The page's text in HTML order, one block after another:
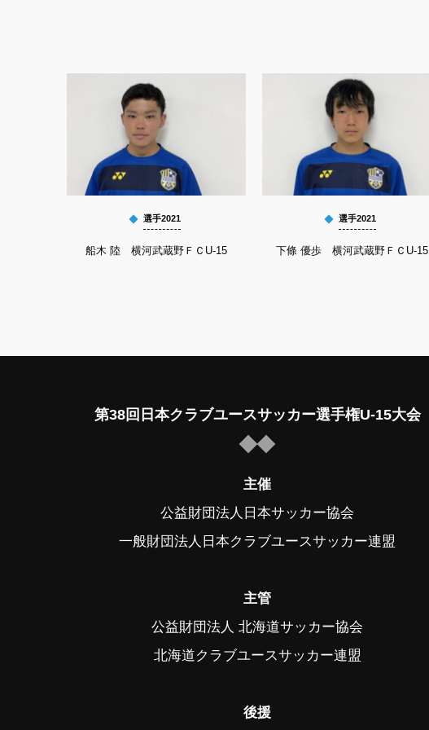
選手2021
船木 陸 横河武蔵野ＦＣU-15
選手2021
下條 優歩 横河武蔵野ＦＣU-15
第38回日本クラブユースサッカー選手権U-15大会
主催
公益財団法人日本サッカー協会
一般財団法人日本クラブユースサッカー連盟
主管
公益財団法人 北海道サッカー協会
北海道クラブユースサッカー連盟
後援